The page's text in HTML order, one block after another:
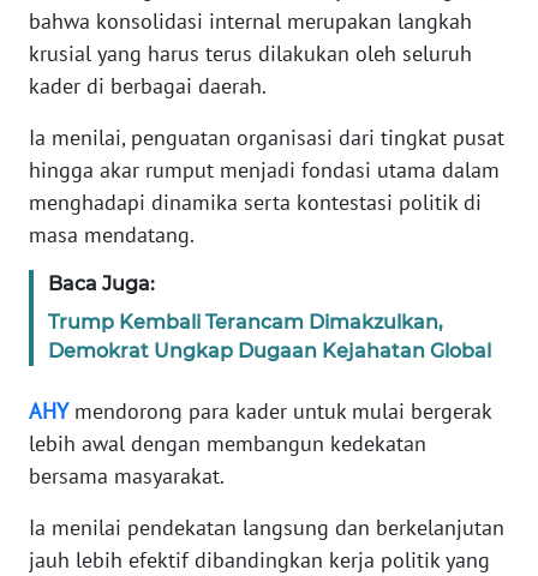
bahwa konsolidasi internal merupakan langkah
krusial yang harus terus dilakukan oleh seluruh
kader di berbagai daerah.
Ia menilai, penguatan organisasi dari tingkat pusat
hingga akar rumput menjadi fondasi utama dalam
menghadapi dinamika serta kontestasi politik di
masa mendatang.
Baca Juga:
Trump Kembali Terancam Dimakzulkan,
Demokrat Ungkap Dugaan Kejahatan Global
AHYmendorong para kader untuk mulai bergerak
lebih awal dengan membangun kedekatan
bersama masyarakat.
Ia menilai pendekatan langsung dan berkelanjutan
jauh lebih efektif dibandingkan kerja politik yang
INDEKS
IKLAN
TENTANG
SIBER
REDAKSI